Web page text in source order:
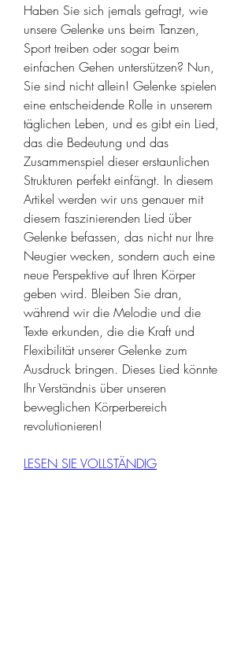
Haben Sie sich jemals gefragt, wie
unsere Gelenke uns beim Tanzen,
Sport treiben oder sogar beim
einfachen Gehen unterstützen? Nun,
Sie sind nicht allein! Gelenke spielen
eine entscheidende Rolle in unserem
täglichen Leben, und es gibt ein Lied,
das die Bedeutung und das
Zusammenspiel dieser erstaunlichen
Strukturen perfekt einfängt. In diesem
Artikel werden wir uns genauer mit
diesem faszinierenden Lied über
Gelenke befassen, das nicht nur Ihre
Neugier wecken, sondern auch eine
neue Perspektive auf Ihren Körper
geben wird. Bleiben Sie dran,
während wir die Melodie und die
Texte erkunden, die die Kraft und
Flexibilität unserer Gelenke zum
Ausdruck bringen. Dieses Lied könnte
Ihr Verständnis über unseren
beweglichen Körperbereich
revolutionieren!
LESEN SIE VOLLSTÄNDIG